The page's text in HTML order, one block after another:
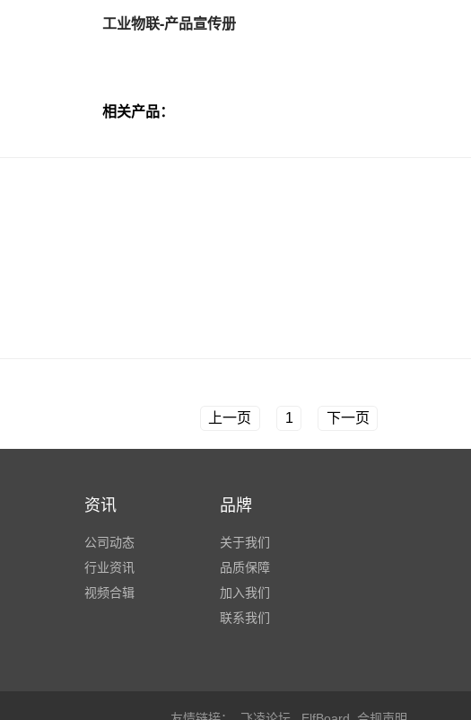
工业物联-产品宣传册
相关产品：
上一页 1 下一页
资讯
公司动态
行业资讯
视频合辑
品牌
关于我们
品质保障
加入我们
联系我们